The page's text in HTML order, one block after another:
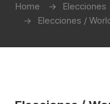
Home
Elecciones
Elecciones /